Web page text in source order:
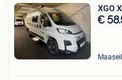
XGO
€